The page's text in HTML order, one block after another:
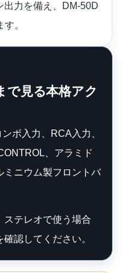
出力を備え、DM-50D
。
で見る本格アク
ボ入力、RCA入力、
、アラミド
ミニウム製フロントバ
ステレオで使う場合
認してください。